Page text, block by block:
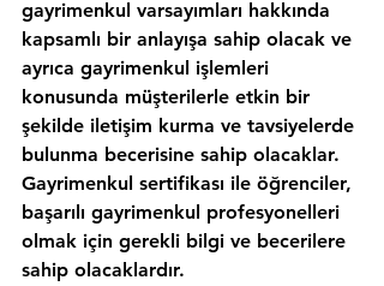
gayrimenkul varsayımları hakkında
kapsamlı bir anlayışa sahip olacak ve
ayrıca gayrimenkul işlemleri
konusunda müşterilerle etkin bir
şekilde iletişim kurma ve tavsiyelerde
bulunma becerisine sahip olacaklar.
Gayrimenkul sertifikası ile öğrenciler,
başarılı gayrimenkul profesyonelleri
olmak için gerekli bilgi ve becerilere
sahip olacaklardır.